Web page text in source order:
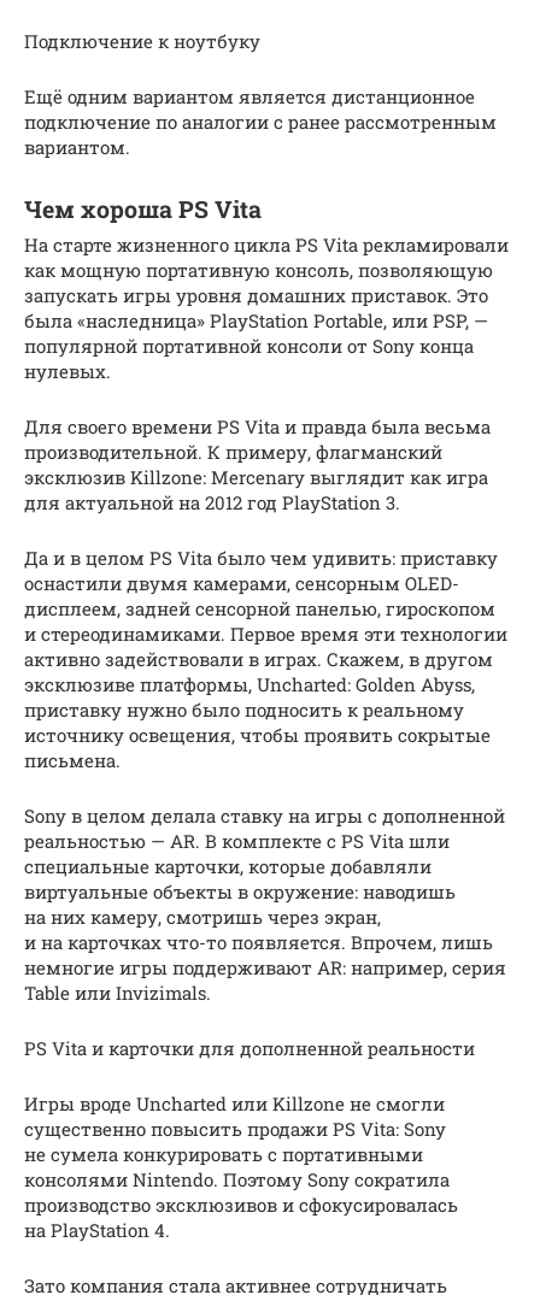
Подключение к ноутбуку
Ещё одним вариантом является дистанционное
подключение по аналогии с ранее рассмотренным
вариантом.
Чем хороша PS Vita
На старте жизненного цикла PS Vita рекламировали
как мощную портативную консоль, позволяющую
запускать игры уровня домашних приставок. Это
была «наследница» PlayStation Portable, или PSP, —
популярной портативной консоли от Sony конца
нулевых.
Для своего времени PS Vita и правда была весьма
производительной. К примеру, флагманский
эксклюзив Killzone: Mercenary выглядит как игра
для актуальной на 2012 год PlayStation 3.
Да и в целом PS Vita было чем удивить: приставку
оснастили двумя камерами, сенсорным OLED-
дисплеем, задней сенсорной панелью, гироскопом
и стереодинамиками. Первое время эти технологии
активно задействовали в играх. Скажем, в другом
эксклюзиве платформы, Uncharted: Golden Abyss,
приставку нужно было подносить к реальному
источнику освещения, чтобы проявить сокрытые
письмена.
Sony в целом делала ставку на игры с дополненной
реальностью — AR. В комплекте с PS Vita шли
специальные карточки, которые добавляли
виртуальные объекты в окружение: наводишь
на них камеру, смотришь через экран,
и на карточках что-то появляется. Впрочем, лишь
немногие игры поддерживают AR: например, серия
Table или Invizimals.
PS Vita и карточки для дополненной реальности
Игры вроде Uncharted или Killzone не смогли
существенно повысить продажи PS Vita: Sony
не сумела конкурировать с портативными
консолями Nintendo. Поэтому Sony сократила
производство эксклюзивов и сфокусировалась
на PlayStation 4.
Зато компания стала активнее сотрудничать